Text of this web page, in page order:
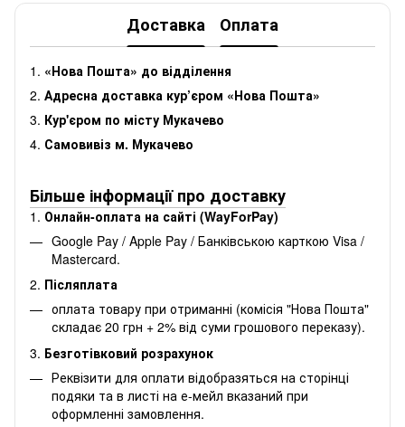
Доставка Оплата
1. «Нова Пошта» до відділення
2. Адресна доставка кур’єром «Нова Пошта»
3. Кур'єром по місту Мукачево
4. Самовивіз м. Мукачево
Більше інформації про доставку
1. Онлайн-оплата на сайті (WayForPay)
Google Pay / Apple Pay / Банківською карткою Visa /
Mastercard.
2. Післяплата
оплата товару при отриманні (комісія "Нова Пошта"
складає 20 грн + 2% від суми грошового переказу).
3. Безготівковий розрахунок
Реквізити для оплати відобразяться на сторінці
подяки та в листі на е-мейл вказаний при
оформленні замовлення.